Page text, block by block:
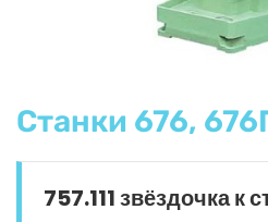
Станки 676,
757.111 звёздочка